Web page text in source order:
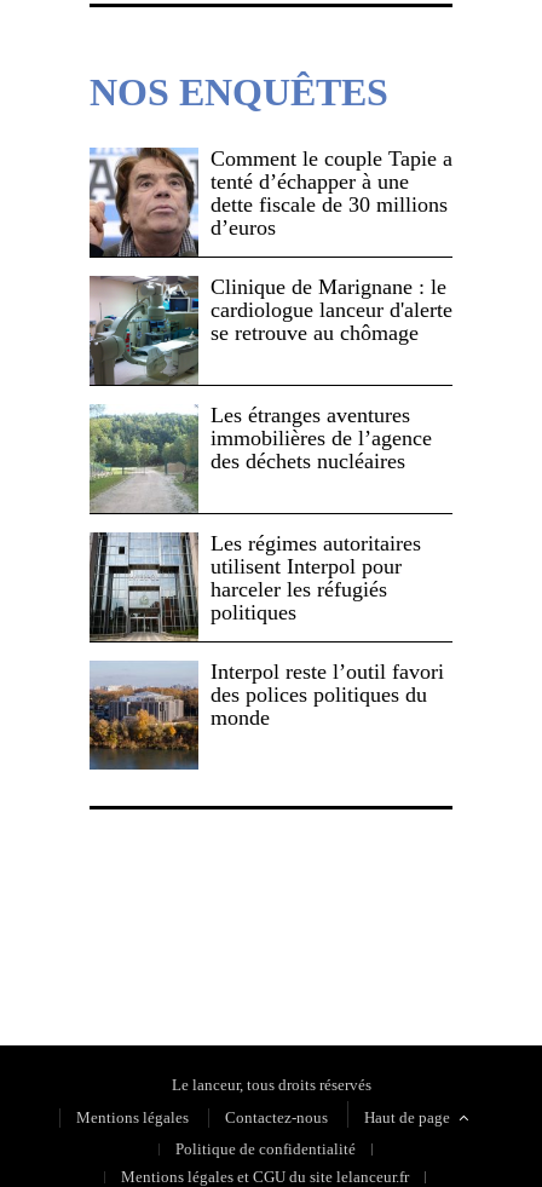
NOS ENQUÊTES
Comment le couple Tapie a
tenté d’échapper à une
dette fiscale de 30 millions
d’euros
Clinique de Marignane : le
cardiologue lanceur d'alerte
se retrouve au chômage
Les étranges aventures
immobilières de l’agence
des déchets nucléaires
Les régimes autoritaires
utilisent Interpol pour
harceler les réfugiés
politiques
Interpol reste l’outil favori
des polices politiques du
monde
Le lanceur, tous droits réservés
Mentions légales
Contactez-nous
Haut de page
Politique de confidentialité
Mentions légales et CGU du site lelanceur.fr